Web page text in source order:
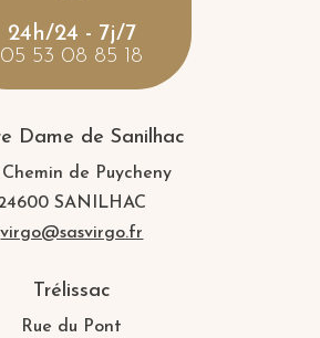
24h/24 - 7j/7
05 53 08 85 18
Dame de Sanilhac
Chemin de Puycheny
SANILHAC
virgo@sasvirgo.fr
Trélissac
Rue du Pont